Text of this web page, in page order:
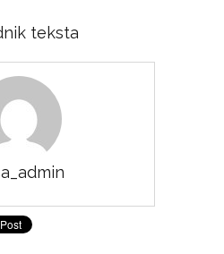
teksta